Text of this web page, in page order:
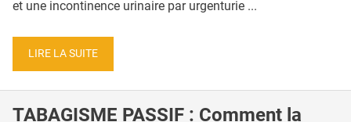
et une incontinence urinaire par urgenturie ...
LIRE LA SUITE
TABAGISME PASSIF : Comment la